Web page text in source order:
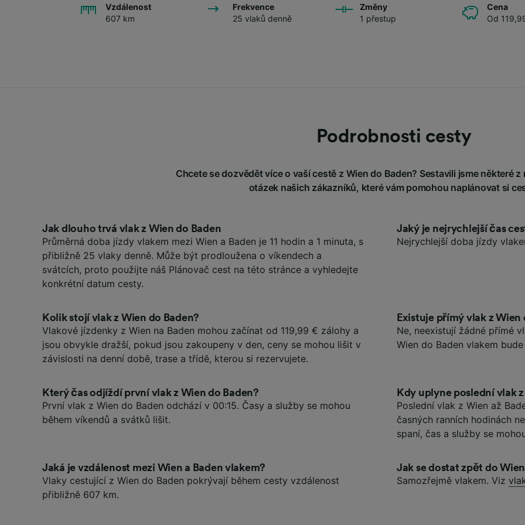
Vzdálenost
607 km
Frekvence
25 vlaků denně
Změny
1 přestup
Cena
Od
Podrobnosti cesty
Chcete se dozvědět více o vaší cestě z Wien do Baden? Sestavili jsme některé
otázek našich zákazníků, které vám pomohou naplánovat si
Jak dlouho trvá vlak z Wien do Baden
Průměrná doba jízdy vlakem mezi Wien a Baden je 11 hodin a 1 minuta, s
přibližně 25 vlaky denně. Může být prodloužena o víkendech a
svátcích, proto použijte náš Plánovač cest na této stránce a vyhledejte
konkrétní datum cesty.
Jaký je nejrychlejší čas
Nejrychlejší doba jízdy
Kolik stojí vlak z Wien do Baden?
Vlakové jízdenky z Wien na Baden mohou začínat od 119,99 € zálohy a
jsou obvykle dražší, pokud jsou zakoupeny v den, ceny se mohou lišit v
závislosti na denní době, trase a třídě, kterou si rezervujete.
Existuje přímý vlak z Wien
Ne, neexistují žádné přímé
Wien do Baden vlakem
Který čas odjíždí první vlak z Wien do Baden?
První vlak z Wien do Baden odchází v 00:15. Časy a služby se mohou
během víkendů a svátků lišit.
Kdy uplyne poslední vlak
Poslední vlak z Wien až
časných ranních hodinách
spaní, čas a služby se
Jaká je vzdálenost mezi Wien a Baden vlakem?
Vlaky cestující z Wien do Baden pokrývají během cesty vzdálenost
přibližně 607 km.
Jak se dostat zpět do
Samozřejmě vlakem. Viz